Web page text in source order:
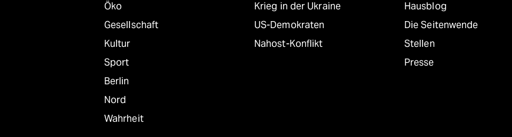
Öko
Gesellschaft
Kultur
Sport
Berlin
Nord
Wahrheit
Krieg in der Ukraine
US-Demokraten
Nahost-Konflikt
Hausblog
Die Seitenwende
Stellen
Presse